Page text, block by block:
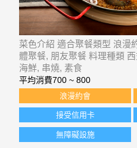
菜色介紹 適合聚餐類型 浪漫
體聚餐, 朋友聚餐 料理種類
海鮮, 串燒, 素食
平均消費700 ~ 800
浪漫約會
接受信用卡
無障礙設施